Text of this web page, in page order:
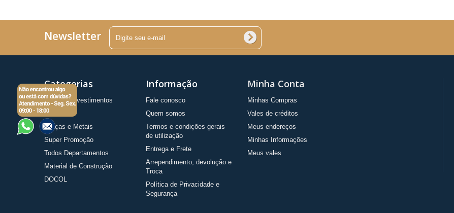
Newsletter
Categorias
Pisos e Revestimentos
Detalhes
Louças e Metais
Super Promoção
Todos Departamentos
Material de Construção
DOCOL
Informação
Fale conosco
Quem somos
Termos e condições gerais
de utilização
Entrega e Frete
Arrependimento, devolução e
Troca
Política de Privacidade e
Segurança
Minha Conta
Minhas Compras
Vales de créditos
Meus endereços
Minhas Informações
Meus vales